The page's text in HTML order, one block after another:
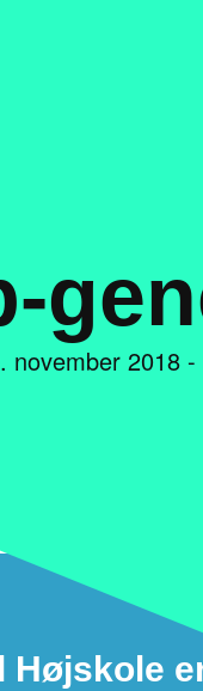
november 2018 -
Højskole